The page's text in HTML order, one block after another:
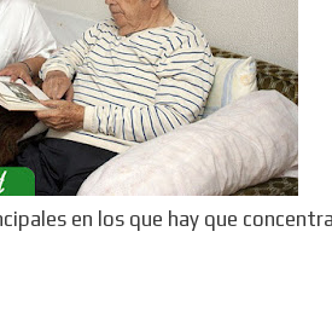
en los que hay que